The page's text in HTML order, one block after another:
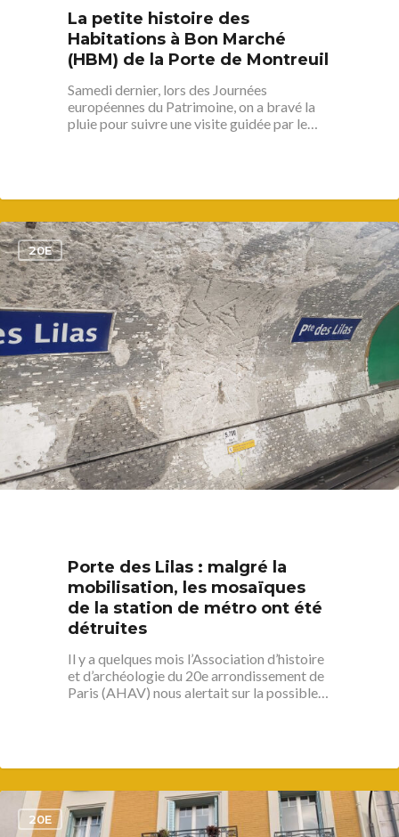
La petite histoire des
Habitations à Bon Marché
(HBM) de la Porte de Montreuil
Samedi dernier, lors des Journées
européennes du Patrimoine, on a bravé la
pluie pour suivre une visite guidée par le…
20E
Porte des Lilas : malgré la
mobilisation, les mosaïques
de la station de métro ont été
détruites
Il y a quelques mois l’Association d’histoire
et d’archéologie du 20e arrondissement de
Paris (AHAV) nous alertait sur la possible…
1
20E
1
Plaine Lagny
Saint-Blaise / Réunion